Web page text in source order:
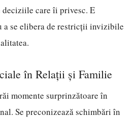
deciziile care îi privesc. E
a se elibera de restricții invizibile
în Relații și Familie
momente surprinzătoare în
Se preconizează schimbări în